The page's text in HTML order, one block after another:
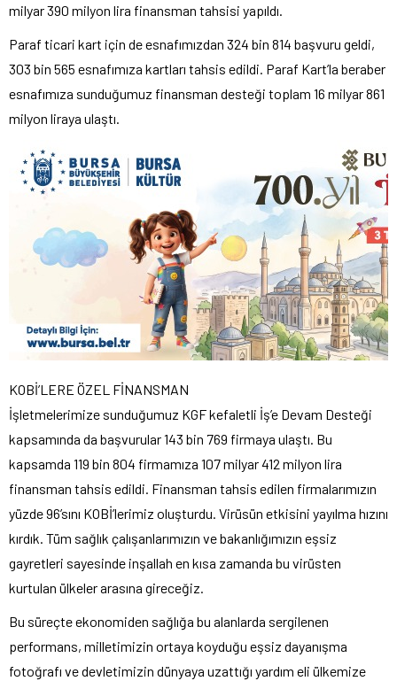
milyar 390 milyon lira finansman tahsisi yapıldı.
Paraf ticari kart için de esnafımızdan 324 bin 814 başvuru geldi,
303 bin 565 esnafımıza kartları tahsis edildi. Paraf Kart’la beraber
esnafımıza sunduğumuz finansman desteği toplam 16 milyar 861
milyon liraya ulaştı.
KOBİ’LERE ÖZEL FİNANSMAN
İşletmelerimize sunduğumuz KGF kefaletli İş’e Devam Desteği
kapsamında da başvurular 143 bin 769 firmaya ulaştı. Bu
kapsamda 119 bin 804 firmamıza 107 milyar 412 milyon lira
finansman tahsis edildi. Finansman tahsis edilen firmalarımızın
yüzde 96’sını KOBİ’lerimiz oluşturdu. Virüsün etkisini yayılma hızını
kırdık. Tüm sağlık çalışanlarımızın ve bakanlığımızın eşsiz
gayretleri sayesinde inşallah en kısa zamanda bu virüsten
kurtulan ülkeler arasına gireceğiz.
Bu süreçte ekonomiden sağlığa bu alanlarda sergilenen
performans, milletimizin ortaya koyduğu eşsiz dayanışma
fotoğrafı ve devletimizin dünyaya uzattığı yardım eli ülkemize